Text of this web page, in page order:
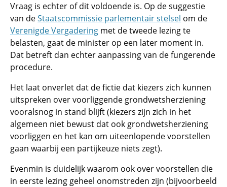
Vraag is echter of dit voldoende is. Op de suggestie
van deStaatscommissie parlementair stelsel om de
Verenigde Vergadering met de tweede lezing te
belasten, gaat de minister op een later moment in.
Dat betreft dan echter aanpassing van de fungerende
procedure.
Het laat onverlet dat de fictie dat kiezers zich kunnen
uitspreken over voorliggende grondwetsherziening
vooralsnog in stand blijft (kiezers zijn zich in het
algemeen niet bewust dat ook grondwetsherziening
voorliggen en het kan om uiteenlopende voorstellen
gaan waarbij een partijkeuze niets zegt).
Evenmin is duidelijk waarom ook over voorstellen die
in eerste lezing geheel onomstreden zijn (bijvoorbeeld